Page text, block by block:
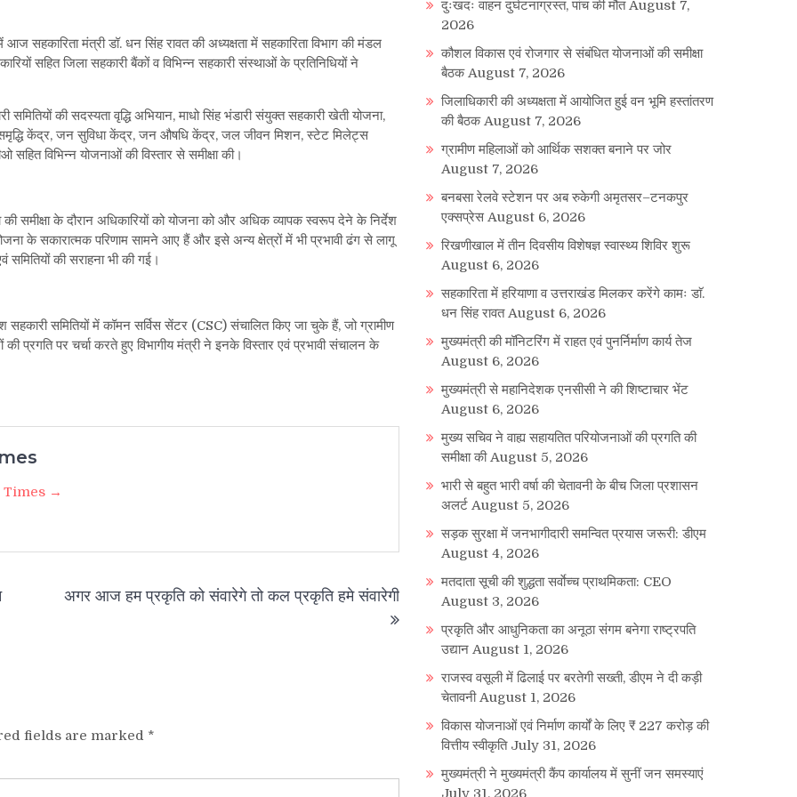
सहकारिता मंत्री डॉ. धन सिंह रावत की अध्यक्षता में सहकारिता विभाग की मंडल
सहित जिला सहकारी बैंकों व विभिन्न सहकारी संस्थाओं के प्रतिनिधियों ने
की सदस्यता वृद्धि अभियान, माधो सिंह भंडारी संयुक्त सहकारी खेती योजना,
समृद्धि केंद्र, जन सुविधा केंद्र, जन औषधि केंद्र, जल जीवन मिशन, स्टेट मिलेट्स
विभिन्न योजनाओं की विस्तार से समीक्षा की।
की समीक्षा के दौरान अधिकारियों को योजना को और अधिक व्यापक स्वरूप देने के निर्देश
के सकारात्मक परिणाम सामने आए हैं और इसे अन्य क्षेत्रों में भी प्रभावी ढंग से लागू
की सराहना भी की गई।
सहकारी समितियों में कॉमन सर्विस सेंटर (CSC) संचालित किए जा चुके हैं, जो ग्रामीण
प्रगति पर चर्चा करते हुए विभागीय मंत्री ने इनके विस्तार एवं प्रभावी संचालन के
Times →
अगर आज हम प्रकृति को संवारेगे तो कल प्रकृति हमे संवारेगी
fields are marked *
दुःखदः वाहन दुर्घटनाग्रस्त, पांच की मौत August 7,
2026
कौशल विकास एवं रोजगार से संबंधित योजनाओं की समीक्षा
बैठक August 7, 2026
जिलाधिकारी की अध्यक्षता में आयोजित हुई वन भूमि हस्तांतरण
की बैठक August 7, 2026
ग्रामीण महिलाओं को आर्थिक सशक्त बनाने पर जोर
August 7, 2026
बनबसा रेलवे स्टेशन पर अब रुकेगी अमृतसर–टनकपुर
एक्सप्रेस August 6, 2026
रिखणीखाल में तीन दिवसीय विशेषज्ञ स्वास्थ्य शिविर शुरू
August 6, 2026
सहकारिता में हरियाणा व उत्तराखंड मिलकर करेंगे कामः डाॅ.
धन सिंह रावत August 6, 2026
मुख्यमंत्री की मॉनिटरिंग में राहत एवं पुनर्निर्माण कार्य तेज
August 6, 2026
मुख्यमंत्री से महानिदेशक एनसीसी ने की शिष्टाचार भेंट
August 6, 2026
मुख्य सचिव ने वाह्य सहायतित परियोजनाओं की प्रगति की
समीक्षा की August 5, 2026
भारी से बहुत भारी वर्षा की चेतावनी के बीच जिला प्रशासन
अलर्ट August 5, 2026
सड़क सुरक्षा में जनभागीदारी समन्वित प्रयास जरूरी: डीएम
August 4, 2026
मतदाता सूची की शुद्धता सर्वाेच्च प्राथमिकता: CEO
August 3, 2026
प्रकृति और आधुनिकता का अनूठा संगम बनेगा राष्ट्रपति
उद्यान August 1, 2026
राजस्व वसूली में ढिलाई पर बरतेगी सख्ती, डीएम ने दी कड़ी
चेतावनी August 1, 2026
विकास योजनाओं एवं निर्माण कार्यों के लिए ₹ 227 करोड़ की
वित्तीय स्वीकृति July 31, 2026
मुख्यमंत्री ने मुख्यमंत्री कैंप कार्यालय में सुनीं जन समस्याएं
July 31, 2026